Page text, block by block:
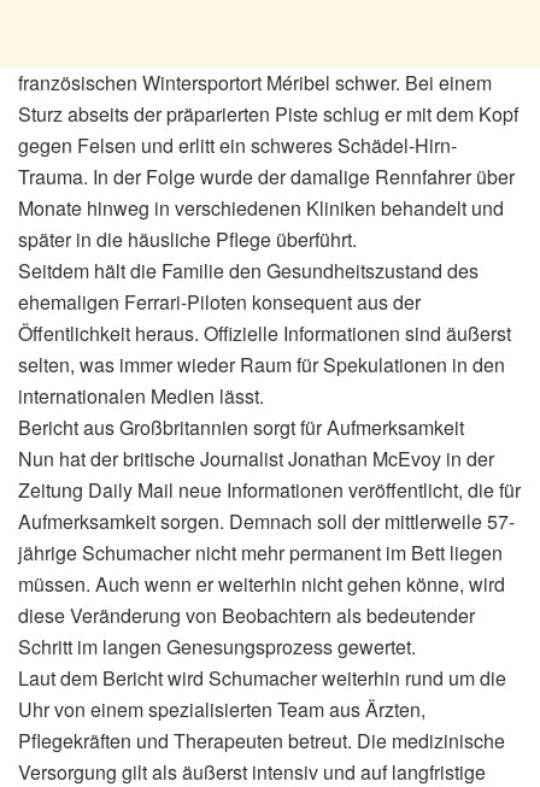
französischen Wintersportort Méribel schwer. Bei einem
Sturz abseits der präparierten Piste schlug er mit dem Kopf
gegen Felsen und erlitt ein schweres Schädel-Hirn-
Trauma. In der Folge wurde der damalige Rennfahrer über
Monate hinweg in verschiedenen Kliniken behandelt und
später in die häusliche Pflege überführt.
Seitdem hält die Familie den Gesundheitszustand des
ehemaligen Ferrari-Piloten konsequent aus der
Öffentlichkeit heraus. Offizielle Informationen sind äußerst
selten, was immer wieder Raum für Spekulationen in den
internationalen Medien lässt.
Bericht aus Großbritannien sorgt für Aufmerksamkeit
Nun hat der britische Journalist Jonathan McEvoy in der
Zeitung Daily Mail neue Informationen veröffentlicht, die für
Aufmerksamkeit sorgen. Demnach soll der mittlerweile 57-
jährige Schumacher nicht mehr permanent im Bett liegen
müssen. Auch wenn er weiterhin nicht gehen könne, wird
diese Veränderung von Beobachtern als bedeutender
Schritt im langen Genesungsprozess gewertet.
Laut dem Bericht wird Schumacher weiterhin rund um die
Uhr von einem spezialisierten Team aus Ärzten,
Pflegekräften und Therapeuten betreut. Die medizinische
Versorgung gilt als äußerst intensiv und auf langfristige